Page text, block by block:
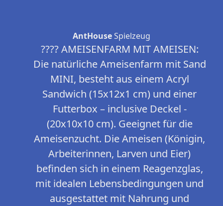
AntHouseSpielzeug
???? AMEISENFARM MIT AMEISEN:
Die natürliche Ameisenfarm mit Sand
MINI, besteht aus einem Acryl
Sandwich (15x12x1 cm) und einer
Futterbox – inclusive Deckel -
(20x10x10 cm). Geeignet für die
Ameisenzucht. Die Ameisen (Königin,
Arbeiterinnen, Larven und Eier)
befinden sich in einem Reagenzglas,
mit idealen Lebensbedingungen und
ausgestattet mit Nahrung und